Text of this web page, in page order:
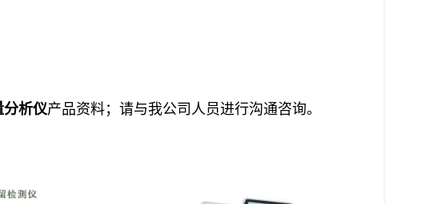
分析仪产品资料；请与我公司人员进行沟通咨询。